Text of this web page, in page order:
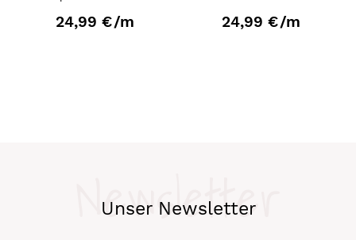
24,99 €/m 24,99 €/m
Unser Newsletter
Newsletter